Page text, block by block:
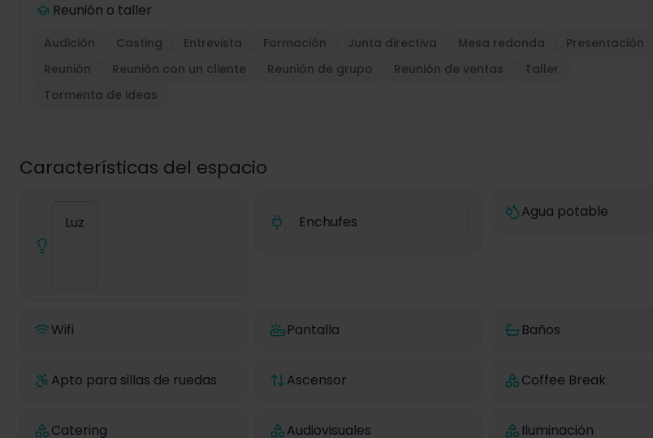
Reunión o taller
Audición Casting Entrevista Formación Junta directiva Mesa redonda
Presentación
Reunión
Reunión con un cliente Reunión de grupo Reunión de ventas
Taller
Tormenta de ideas
Características del espacio
Luz Enchufes
Agua potable
Wifi Pantalla Baños
Apto para sillas de ruedas Ascensor Coffee Break
Catering Audiovisuales Iluminación